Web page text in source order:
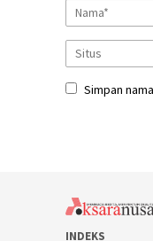
Simpan
INDEKS